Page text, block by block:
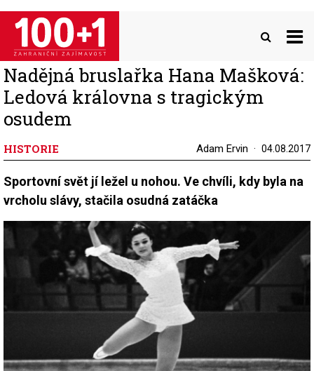
Přejít
hlavnímu
obsahu
Nadějná bruslařka Hana Mašková:
Ledová královna s tragickým
osudem
HISTORIE Adam Ervin 04.08.2017
Sportovní svět jí ležel u nohou. Ve chvíli, kdy byla na
vrcholu slávy, stačila osudná zatáčka